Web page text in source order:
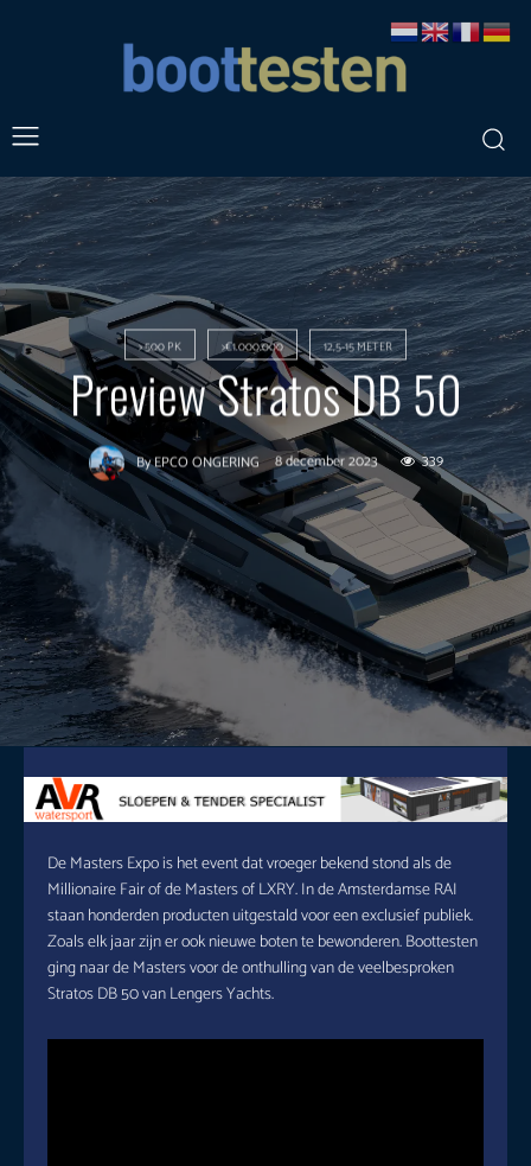
> 500 PK >€1.000.000 12,5-15 METER
Preview Stratos DB 50
ByEPCO ONGERING 8 december 2023 339
De Masters Expo is het event dat vroeger bekend stond als de
Millionaire Fair of de Masters of LXRY. In de Amsterdamse RAI
staan honderden producten uitgestald voor een exclusief publiek.
Zoals elk jaar zijn er ook nieuwe boten te bewonderen. Boottesten
ging naar de Masters voor de onthulling van de veelbesproken
Stratos DB 50 van Lengers Yachts.